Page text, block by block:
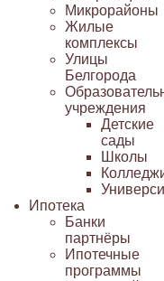
Микрорайоны
Жилые
комплексы
Улицы
Белгорода
учреждения
Детские
сады
Школы
Ипотека
Банки
партнёры
Ипотечные
программы